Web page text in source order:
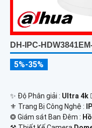
DH-IPC-
5%-35%
✨ Độ Phân giải : Ultra 4k
⚜️ Trang Bị Công Nghệ :
❂ Giám sát Ban Đêm :